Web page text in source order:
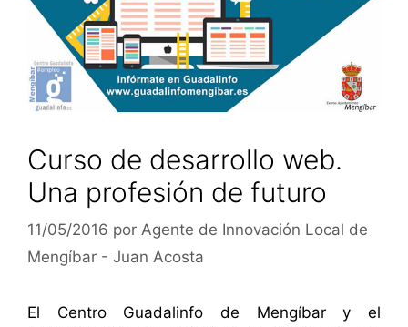
Curso de desarrollo web.
Una profesión de futuro
11/05/2016 por Agente de Innovación Local de
Mengíbar - Juan Acosta
El Centro Guadalinfo de Mengíbar y el